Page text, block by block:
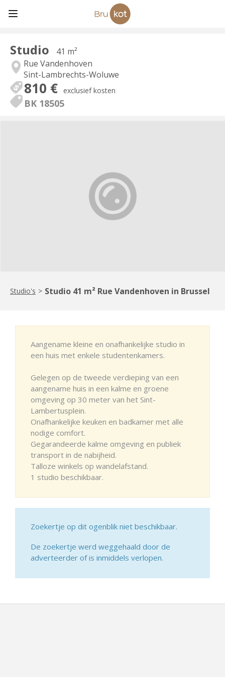
Studio
41 m²
Rue Vandenhoven
Sint-Lambrechts-Woluwe
810 € exclusief kosten
BK 18505
Studio's > Studio 41 m² Rue Vandenhoven in Brussel
Aangename kleine en onafhankelijke studio in
een huis met enkele studentenkamers.
Gelegen op de tweede verdieping van een
aangename huis in een kalme en groene
omgeving op 30 meter van het Sint-
Lambertusplein.
Onafhankelijke keuken en badkamer met alle
nodige comfort.
Gegarandeerde kalme omgeving en publiek
transport in de nabijheid.
Talloze winkels op wandelafstand.
1 studio beschikbaar.
Zoekertje op dit ogenblik niet beschikbaar.
De zoekertje werd weggehaald door de
adverteerder of is inmiddels verlopen.